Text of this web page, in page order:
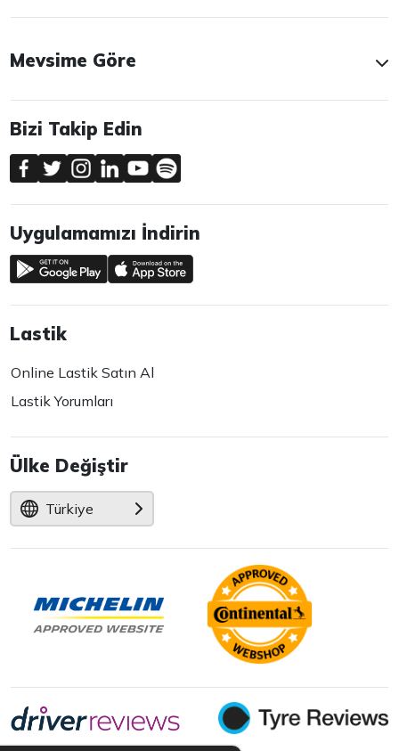
Mevsime Göre
Bizi Takip Edin
Uygulamamızı İndirin
Lastik
Online Lastik Satın Al
Lastik Yorumları
Ülke Değiştir
Türkiye